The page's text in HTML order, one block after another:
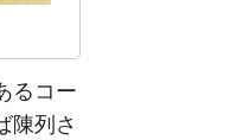
るコー
陳列さ